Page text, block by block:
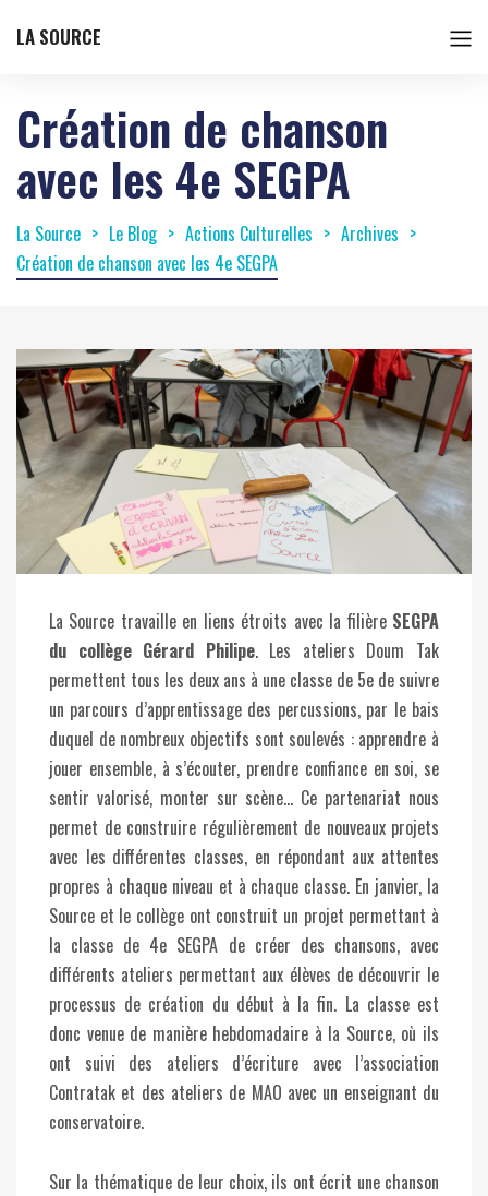
LA SOURCE
Création de chanson
avec les 4e SEGPA
La Source Le Blog Actions Culturelles
Archives
Création de chanson avec les 4e SEGPA
La Source travaille en liens étroits avec la filièreSEGPA
du collège Gérard Philipe. Les ateliers Doum Tak
permettent tous les deux ans à une classe de 5e de suivre
un parcours d’apprentissage des percussions, par le bais
duquel de nombreux objectifs sont soulevés : apprendre à
jouer ensemble, à s’écouter, prendre confiance en soi, se
sentir valorisé, monter sur scène… Ce partenariat nous
permet de construire régulièrement de nouveaux projets
avec les différentes classes, en répondant aux attentes
propres à chaque niveau et à chaque classe. En janvier, la
Source et le collège ont construit un projet permettant à
la classe de 4e SEGPA de créer des chansons, avec
différents ateliers permettant aux élèves de découvrir le
processus de création du début à la fin. La classe est
donc venue de manière hebdomadaire à la Source, où ils
ont suivi des ateliers d’écriture avec l’association
Contratak et des ateliers de MAO avec un enseignant du
conservatoire.
Sur la thématique de leur choix, ils ont écrit une chanson